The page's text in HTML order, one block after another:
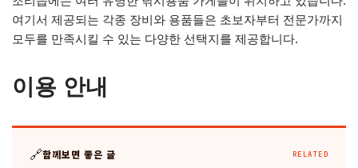
여기서 제공되는 각종 장비와 용품들은 초보자부터 전문가까지
모두를 만족시킬 수 있는 다양한 선택지를 제공합니다.
이용 안내
🔗함께보면 좋은 글 RELATED